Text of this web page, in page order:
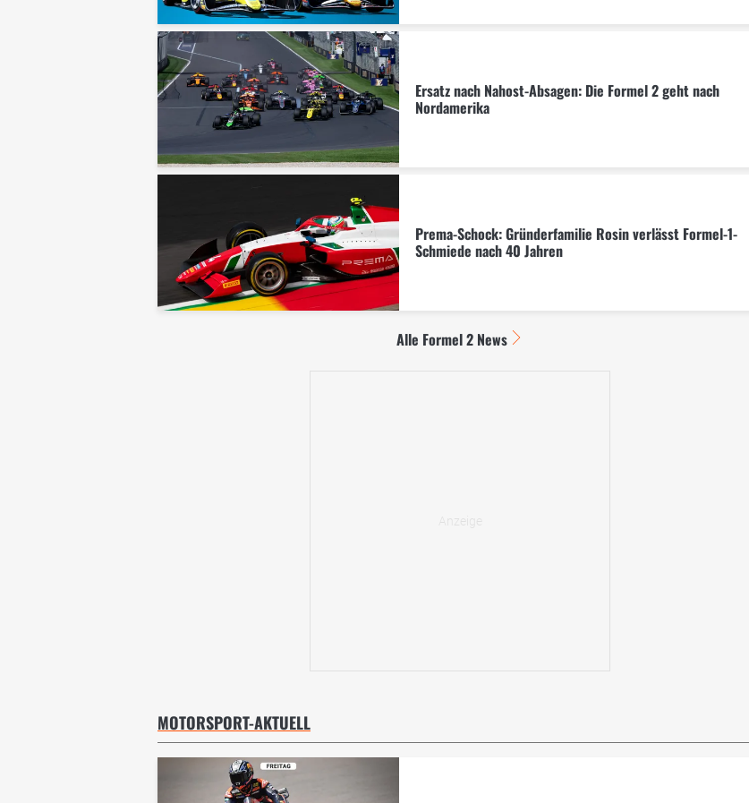
Ersatz nach Nahost-Absagen: Die Formel 2 geht nach
Nordamerika
Prema-Schock: Gründerfamilie Rosin verlässt Formel-1-
Schmiede nach 40 Jahren
Alle Formel 2 News
MOTORSPORT-AKTUELL